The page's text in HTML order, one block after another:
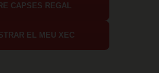
CAPSES REGAL
EL MEU XEC